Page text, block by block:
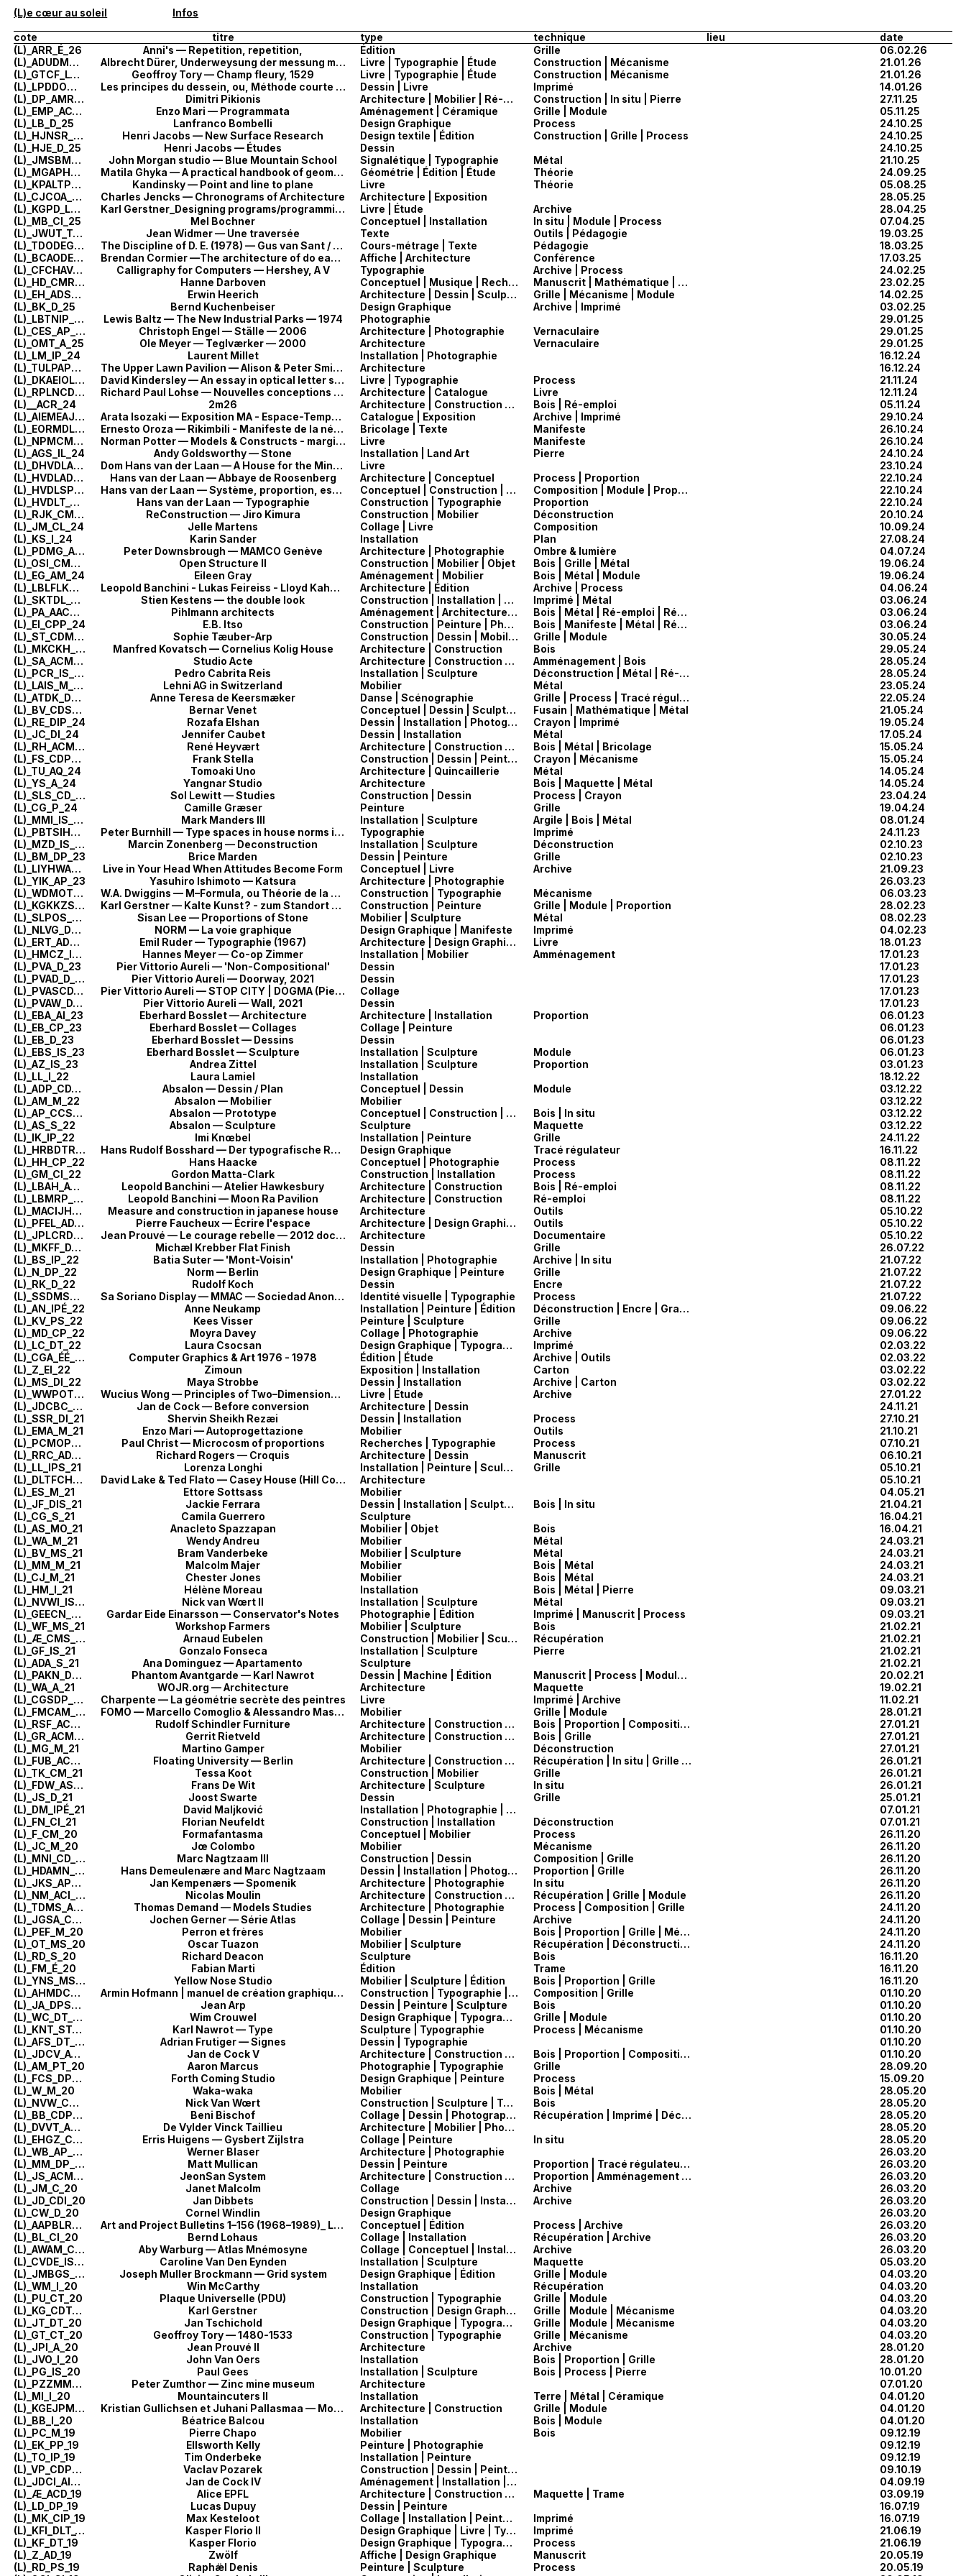
(L)e cœur au soleil Infos
cote titre type technique lieu
date
(L)_ARR_É_26
Anni's — Repetition, repetition, Édition Grille
06.02.26
(L)_ADUDMMDZURILEUGCN_LTÉ_26
Albrecht Dürer, Underweysung der messung mit dem zirckel und richtscheyt, in Linien ebnen unnd gantzen corporen, Nuremberg, 1525. Livre | Typographie | Étude Construction | Mécanisme
21.01.26
(L)_GTCF_LTÉ_26
Geoffroy Tory — Champ fleury, 1529 Livre | Typographie | Étude Construction | Mécanisme
21.01.26
(L)_LPDDOMCEFPACÆPDTBLGD_DL_26
Les principes du dessein, ou, Méthode courte et facile pour aprendre cet art en peu de tems by Lairesse, Gérard de, 1640-1711 Dessin | Livre Imprimé
14.01.26
(L)_DP_AMR_25
Dimitri Pikionis Architecture | Mobilier | Ré-emploi Construction | In situ | Pierre
27.11.25
(L)_EMP_AC_25
Enzo Mari — Programmata Aménagement | Céramique Grille | Module
05.11.25
(L)_LB_D_25
Lanfranco Bombelli Design Graphique Process
24.10.25
(L)_HJNSR_DÉ_25
Henri Jacobs — New Surface Research Design textile | Édition Construction | Grille | Process
24.10.25
(L)_HJE_D_25
Henri Jacobs — Études Dessin
24.10.25
(L)_JMSBMS_ST_25
John Morgan studio — Blue Mountain School Signalétique | Typographie Métal
21.10.25
(L)_MGAPHOGCAD_GÉÉ_25
Matila Ghyka — A practical handbook of geometrical composition and design — 1973 Géométrie | Édition | Étude Théorie
24.09.25
(L)_KPALTP_L_25
Kandinsky — Point and line to plane Livre Théorie
05.08.25
(L)_CJCOA_Æ_25
Charles Jencks — Chronograms of Architecture Architecture | Exposition
28.05.25
(L)_KGPD_LÉ_25
Karl Gerstner_Designing programs/programming designs, 1973 Livre | Étude Archive
28.04.25
(L)_MB_CI_25
Mel Bochner Conceptuel | Installation In situ | Module | Process
07.04.25
(L)_JWUT_T_25
Jean Widmer — Une traversée Texte Outils | Pédagogie
19.03.25
(L)_TDODEGVSWB_CT_25
The Discipline of D. E. (1978) — Gus van Sant / William Burroughs Cours-métrage | Texte Pédagogie
18.03.25
(L)_BCAODEAK_AA_25
Brendan Cormier —The architecture of do easy (design - Anja Kaiser) Affiche | Architecture Conférence
17.03.25
(L)_CFCHAV_T_25
Calligraphy for Computers — Hershey, A V Typographie Archive | Process
24.02.25
(L)_HD_CMR_25
Hanne Darboven Conceptuel | Musique | Recherches Manuscrit | Mathématique | Process
23.02.25
(L)_EH_ADS_25
Erwin Heerich Architecture | Dessin | Sculpture Grille | Mécanisme | Module
14.02.25
(L)_BK_D_25
Bernd Kuchenbeiser Design Graphique Archive | Imprimé
03.02.25
(L)_LBTNIP_P_25
Lewis Baltz — The New Industrial Parks — 1974 Photographie
29.01.25
(L)_CES_AP_25
Christoph Engel — Ställe — 2006 Architecture | Photographie Vernaculaire
29.01.25
(L)_OMT_A_25
Ole Meyer — Teglværker — 2000 Architecture Vernaculaire
29.01.25
(L)_LM_IP_24
Laurent Millet Installation | Photographie
16.12.24
(L)_TULPAPS_A_24
The Upper Lawn Pavilion — Alison & Peter Smithson Architecture
16.12.24
(L)_DKAEIOLSAIMA_LT_24
David Kindersley — An essay in optical letter spacing and its mechanical application Livre | Typographie Process
21.11.24
(L)_RPLNCDL_AC_24
Richard Paul Lohse — Nouvelles conceptions de l'exposition Architecture | Catalogue Livre
12.11.24
(L)__ACR_24
2m26 Architecture | Construction | Réhabilitation Bois | Ré-emploi
05.11.24
(L)_AIEMEAJA_CE_24
Arata Isozaki — Exposition MA - Espace-Temps au Japon — Archive - 1978 Catalogue | Exposition Archive | Imprimé
29.10.24
(L)_EORMDLN_BT_24
Ernesto Oroza — Rikimbili - Manifeste de la nécessité Bricolage | Texte Manifeste
26.10.24
(L)_NPMCMNTADC_L_24
Norman Potter — Models & Constructs - margin notes to a design culture Livre Manifeste
26.10.24
(L)_AGS_IL_24
Andy Goldsworthy — Stone Installation | Land Art Pierre
24.10.24
(L)_DHVDLAHFTMCV_L_24
Dom Hans van der Laan — A House for the Mind, Caroline Vœt, 2017 Livre
23.10.24
(L)_HVDLADR_AC_24
Hans van der Laan — Abbaye de Roosenberg Architecture | Conceptuel Process | Proportion
22.10.24
(L)_HVDLSPE_CCIR_24
Hans van der Laan — Système, proportion, esquisses Conceptuel | Construction | Installation | Recherches Composition | Module | Proportion
22.10.24
(L)_HVDLT_CT_24
Hans van der Laan — Typographie Construction | Typographie Proportion
22.10.24
(L)_RJK_CM_24
ReConstruction — Jiro Kimura Construction | Mobilier Déconstruction
20.10.24
(L)_JM_CL_24
Jelle Martens Collage | Livre Composition
10.09.24
(L)_KS_I_24
Karin Sander Installation Plan
27.08.24
(L)_PDMG_AP_24
Peter Downsbrough — MAMCO Genève Architecture | Photographie Ombre & lumière
04.07.24
(L)_OSI_CMO_24
Open Structure II Construction | Mobilier | Objet Bois | Grille | Métal
19.06.24
(L)_EG_AM_24
Eileen Gray Aménagement | Mobilier Bois | Métal | Module
19.06.24
(L)_LBLFLKSC_AÉ_24
Leopold Banchini - Lukas Feireiss - Lloyd Kahn — Shelter Cookbook Architecture | Édition Archive | Process
04.06.24
(L)_SKTDL_CIÉ_24
Stien Kestens — the double look Construction | Installation | Édition Imprimé | Métal
03.06.24
(L)_PA_AACM_24
Pihlmann architects Aménagement | Architecture | Construction | Mobilier Bois | Métal | Ré-emploi | Réseau
03.06.24
(L)_EI_CPP_24
E.B. Itso Construction | Peinture | Photographie Bois | Manifeste | Métal | Ré-emploi
03.06.24
(L)_ST_CDMP_24
Sophie Tæuber-Arp Construction | Dessin | Mobilier | Peinture Grille | Module
30.05.24
(L)_MKCKH_AC_24
Manfred Kovatsch — Cornelius Kolig House Architecture | Construction Bois
29.05.24
(L)_SA_ACM_24
Studio Acte Architecture | Construction | Mobilier Amménagement | Bois
28.05.24
(L)_PCR_IS_24
Pedro Cabrita Reis Installation | Sculpture Déconstruction | Métal | Ré-emploi
28.05.24
(L)_LAIS_M_24
Lehni AG in Switzerland Mobilier Métal
23.05.24
(L)_ATDK_DS_24
Anne Teresa de Keersmæker Danse | Scénographie Grille | Process | Tracé régulateur
22.05.24
(L)_BV_CDS_24
Bernar Venet Conceptuel | Dessin | Sculpture Fusain | Mathématique | Métal
21.05.24
(L)_RE_DIP_24
Rozafa Elshan Dessin | Installation | Photographie Crayon | Imprimé
19.05.24
(L)_JC_DI_24
Jennifer Caubet Dessin | Installation Métal
17.05.24
(L)_RH_ACM_24
René Heyvært Architecture | Construction | Manifeste Bois | Métal | Bricolage
15.05.24
(L)_FS_CDP_24
Frank Stella Construction | Dessin | Peinture Crayon | Mécanisme
15.05.24
(L)_TU_AQ_24
Tomoaki Uno Architecture | Quincaillerie Métal
14.05.24
(L)_YS_A_24
Yangnar Studio Architecture Bois | Maquette | Métal
14.05.24
(L)_SLS_CD_24
Sol Lewitt — Studies Construction | Dessin Process | Crayon
23.04.24
(L)_CG_P_24
Camille Græser Peinture Grille
19.04.24
(L)_MMI_IS_24
Mark Manders III Installation | Sculpture Argile | Bois | Métal
08.01.24
(L)_PBTSIHNITTOAM_T_23
Peter Burnhill — Type spaces in house norms in the typography of Aldus Manutius Typographie Imprimé
24.11.23
(L)_MZD_IS_23
Marcin Zonenberg — Deconstruction Installation | Sculpture Déconstruction
02.10.23
(L)_BM_DP_23
Brice Marden Dessin | Peinture Grille
02.10.23
(L)_LIYHWABF_CL_23
Live in Your Head When Attitudes Become Form Conceptuel | Livre Archive
21.09.23
(L)_YIK_AP_23
Yasuhiro Ishimoto — Katsura Architecture | Photographie
26.03.23
(L)_WDMOTDLM_CT_23
W.A. Dwiggins — M–Formula, ou Théorie de la marionnette Construction | Typographie Mécanisme
06.03.23
(L)_KGKKZSDHM_CP_23
Karl Gerstner — Kalte Kunst? - zum Standort der heutigen Malerei Construction | Peinture Grille | Module | Proportion
28.02.23
(L)_SLPOS_MS_23
Sisan Lee — Proportions of Stone Mobilier | Sculpture Métal
08.02.23
(L)_NLVG_DM_23
NORM — La voie graphique Design Graphique | Manifeste Imprimé
04.02.23
(L)_ERT_ADPT_23
Emil Ruder — Typographie (1967) Architecture | Design Graphique | Peinture | Typographie Livre
18.01.23
(L)_HMCZ_IM_23
Hannes Meyer — Co-op Zimmer Installation | Mobilier Amménagement
17.01.23
(L)_PVA_D_23
Pier Vittorio Aureli — 'Non-Compositional' Dessin
17.01.23
(L)_PVAD_D_23
Pier Vittorio Aureli — Doorway, 2021 Dessin
17.01.23
(L)_PVASCDVAMT_C_23
Pier Vittorio Aureli — STOP CITY | DOGMA (Pier Vittorio Aureli, Martino Tattara) Collage
17.01.23
(L)_PVAW_D_23
Pier Vittorio Aureli — Wall, 2021 Dessin
17.01.23
(L)_EBA_AI_23
Eberhard Bosslet — Architecture Architecture | Installation Proportion
06.01.23
(L)_EB_CP_23
Eberhard Bosslet — Collages Collage | Peinture
06.01.23
(L)_EB_D_23
Eberhard Bosslet — Dessins Dessin
06.01.23
(L)_EBS_IS_23
Eberhard Bosslet — Sculpture Installation | Sculpture Module
06.01.23
(L)_AZ_IS_23
Andrea Zittel Installation | Sculpture Proportion
03.01.23
(L)_LL_I_22
Laura Lamiel Installation
18.12.22
(L)_ADP_CD_22
Absalon — Dessin / Plan Conceptuel | Dessin Module
03.12.22
(L)_AM_M_22
Absalon — Mobilier Mobilier
03.12.22
(L)_AP_CCS_22
Absalon — Prototype Conceptuel | Construction | Sculpture Bois | In situ
03.12.22
(L)_AS_S_22
Absalon — Sculpture Sculpture Maquette
03.12.22
(L)_IK_IP_22
Imi Knœbel Installation | Peinture Grille
24.11.22
(L)_HRBDTR_D_22
Hans Rudolf Bosshard — Der typografische Raster (2000) Design Graphique Tracé régulateur
16.11.22
(L)_HH_CP_22
Hans Haacke Conceptuel | Photographie Process
08.11.22
(L)_GM_CI_22
Gordon Matta-Clark Construction | Installation Process
08.11.22
(L)_LBAH_AC_22
Leopold Banchini — Atelier Hawkesbury Architecture | Construction Bois | Ré-emploi
08.11.22
(L)_LBMRP_AC_22
Leopold Banchini — Moon Ra Pavilion Architecture | Construction Ré-emploi
08.11.22
(L)_MACIJH_A_22
Measure and construction in japanese house Architecture Outils
05.10.22
(L)_PFEL_AD_22
Pierre Faucheux — Écrire l'espace Architecture | Design Graphique Outils
05.10.22
(L)_JPLCRDDRM_A_22
Jean Prouvé — Le courage rebelle — 2012 documentaire de Richard Malbequi Architecture Documentaire
05.10.22
(L)_MKFF_D_22
Michæl Krebber Flat Finish Dessin Grille
26.07.22
(L)_BS_IP_22
Batia Suter — 'Mont-Voisin' Installation | Photographie Archive | In situ
21.07.22
(L)_N_DP_22
Norm — Berlin Design Graphique | Peinture Grille
21.07.22
(L)_RK_D_22
Rudolf Koch Dessin Encre
21.07.22
(L)_SSDMSA_IT_22
Sa Soriano Display — MMAC — Sociedad Anonima Identité visuelle | Typographie Process
21.07.22
(L)_AN_IPÉ_22
Anne Neukamp Installation | Peinture | Édition Déconstruction | Encre | Gravure | Grille
09.06.22
(L)_KV_PS_22
Kees Visser Peinture | Sculpture Grille
09.06.22
(L)_MD_CP_22
Moyra Davey Collage | Photographie Archive
09.06.22
(L)_LC_DT_22
Laura Csocsan Design Graphique | Typographie Imprimé
02.03.22
(L)_CGA_ÉÉ_22
Computer Graphics & Art 1976 - 1978 Édition | Étude Archive | Outils
02.03.22
(L)_Z_EI_22
Zimoun Exposition | Installation Carton
03.02.22
(L)_MS_DI_22
Maya Strobbe Dessin | Installation Archive | Carton
03.02.22
(L)_WWPOTD_LÉ_22
Wucius Wong — Principles of Two–Dimensional Design Livre | Étude Archive
27.01.22
(L)_JDCBC_AD_21
Jan de Cock — Before conversion Architecture | Dessin
24.11.21
(L)_SSR_DI_21
Shervin Sheikh Rezæi Dessin | Installation Process
27.10.21
(L)_EMA_M_21
Enzo Mari — Autoprogettazione Mobilier Outils
21.10.21
(L)_PCMOP_RT_21
Paul Christ — Microcosm of proportions Recherches | Typographie Process
07.10.21
(L)_RRC_AD_21
Richard Rogers — Croquis Architecture | Dessin Manuscrit
06.10.21
(L)_LL_IPS_21
Lorenza Longhi Installation | Peinture | Sculpture Grille
05.10.21
(L)_DLTFCHCJ_A_21
David Lake & Ted Flato — Casey House (Hill Country Jacal) Architecture
05.10.21
(L)_ES_M_21
Ettore Sottsass Mobilier
04.05.21
(L)_JF_DIS_21
Jackie Ferrara Dessin | Installation | Sculpture Bois | In situ
21.04.21
(L)_CG_S_21
Camila Guerrero Sculpture
16.04.21
(L)_AS_MO_21
Anacleto Spazzapan Mobilier | Objet Bois
16.04.21
(L)_WA_M_21
Wendy Andreu Mobilier Métal
24.03.21
(L)_BV_MS_21
Bram Vanderbeke Mobilier | Sculpture Métal
24.03.21
(L)_MM_M_21
Malcolm Majer Mobilier Bois | Métal
24.03.21
(L)_CJ_M_21
Chester Jones Mobilier Bois | Métal
24.03.21
(L)_HM_I_21
Hélène Moreau Installation Bois | Métal | Pierre
09.03.21
(L)_NVWI_IS_21
Nick van Wœrt II Installation | Sculpture Métal
09.03.21
(L)_GEECN_PÉ_21
Gardar Eide Einarsson — Conservator's Notes Photographie | Édition Imprimé | Manuscrit | Process
09.03.21
(L)_WF_MS_21
Workshop Farmers Mobilier | Sculpture Bois
21.02.21
(L)_Æ_CMS_21
Arnaud Eubelen Construction | Mobilier | Sculpture Récupération
21.02.21
(L)_GF_IS_21
Gonzalo Fonseca Installation | Sculpture Pierre
21.02.21
(L)_ADA_S_21
Ana Dominguez — Apartamento Sculpture
21.02.21
(L)_PAKN_DMÉ_21
Phantom Avantgarde — Karl Nawrot Dessin | Machine | Édition Manuscrit | Process | Module | Mécanisme | Maquette
20.02.21
(L)_WA_A_21
WOJR.org — Architecture Architecture Maquette
19.02.21
(L)_CGSDP_L_21
Charpente — La géométrie secrète des peintres Livre Imprimé | Archive
11.02.21
(L)_FMCAM_M_21
FOMO — Marcello Comoglio & Alessandro Mason Mobilier Grille | Module
28.01.21
(L)_RSF_ACM_21
Rudolf Schindler Furniture Architecture | Construction | Mobilier Bois | Proportion | Composition | Grille
27.01.21
(L)_GR_ACM_21
Gerrit Rietveld Architecture | Construction | Mobilier Bois | Grille
27.01.21
(L)_MG_M_21
Martino Gamper Mobilier Déconstruction
27.01.21
(L)_FUB_ACW_21
Floating University — Berlin Architecture | Construction | Workshop Récupération | In situ | Grille | Module
26.01.21
(L)_TK_CM_21
Tessa Koot Construction | Mobilier Grille
26.01.21
(L)_FDW_AS_21
Frans De Wit Architecture | Sculpture In situ
26.01.21
(L)_JS_D_21
Joost Swarte Dessin Grille
25.01.21
(L)_DM_IPÉ_21
David Maljković Installation | Photographie | Édition
07.01.21
(L)_FN_CI_21
Florian Neufeldt Construction | Installation Déconstruction
07.01.21
(L)_F_CM_20
Formafantasma Conceptuel | Mobilier Process
26.11.20
(L)_JC_M_20
Jœ Colombo Mobilier Mécanisme
26.11.20
(L)_MNI_CD_20
Marc Nagtzaam III Construction | Dessin Composition | Grille
26.11.20
(L)_HDAMN_DIPÉ_20
Hans Demeulenære and Marc Nagtzaam Dessin | Installation | Photographie | Édition Proportion | Grille
26.11.20
(L)_JKS_AP_20
Jan Kempenærs — Spomenik Architecture | Photographie In situ
26.11.20
(L)_NM_ACI_20
Nicolas Moulin Architecture | Construction | Installation Récupération | Grille | Module
26.11.20
(L)_TDMS_AP_20
Thomas Demand — Models Studies Architecture | Photographie Process | Composition | Grille
24.11.20
(L)_JGSA_CDP_20
Jochen Gerner — Série Atlas Collage | Dessin | Peinture Archive
24.11.20
(L)_PEF_M_20
Perron et frères Mobilier Bois | Proportion | Grille | Mécanisme
24.11.20
(L)_OT_MS_20
Oscar Tuazon Mobilier | Sculpture Récupération | Déconstruction
24.11.20
(L)_RD_S_20
Richard Deacon Sculpture Bois
16.11.20
(L)_FM_É_20
Fabian Marti Édition Trame
16.11.20
(L)_YNS_MSÉ_20
Yellow Nose Studio Mobilier | Sculpture | Édition Bois | Proportion | Grille
16.11.20
(L)_AHMDCG_CTÉ_20
Armin Hofmann | manuel de création graphique | 1965 Construction | Typographie | Édition Composition | Grille
01.10.20
(L)_JA_DPS_20
Jean Arp Dessin | Peinture | Sculpture Bois
01.10.20
(L)_WC_DT_20
Wim Crouwel Design Graphique | Typographie Grille | Module
01.10.20
(L)_KNT_ST_20
Karl Nawrot — Type Sculpture | Typographie Process | Mécanisme
01.10.20
(L)_AFS_DT_20
Adrian Frutiger — Signes Dessin | Typographie
01.10.20
(L)_JDCV_ACÉ_20
Jan de Cock V Architecture | Construction | Édition Bois | Proportion | Composition | Grille
01.10.20
(L)_AM_PT_20
Aaron Marcus Photographie | Typographie Grille
28.09.20
(L)_FCS_DP_20
Forth Coming Studio Design Graphique | Peinture Process
15.09.20
(L)_W_M_20
Waka-waka Mobilier Bois | Métal
28.05.20
(L)_NVW_CST_20
Nick Van Wœrt Construction | Sculpture | Typographie Bois
28.05.20
(L)_BB_CDP_20
Beni Bischof Collage | Dessin | Photographie Récupération | Imprimé | Déconstruction
28.05.20
(L)_DVVT_AMP_20
De Vylder Vinck Taillieu Architecture | Mobilier | Photographie
28.05.20
(L)_EHGZ_CP_20
Erris Huigens — Gysbert Zijlstra Collage | Peinture In situ
28.05.20
(L)_WB_AP_20
Werner Blaser Architecture | Photographie
26.03.20
(L)_MM_DP_20
Matt Mullican Dessin | Peinture Proportion | Tracé régulateur | Grille
26.03.20
(L)_JS_ACM_20
JeonSan System Architecture | Construction | Mobilier Proportion | Amménagement | Grille
26.03.20
(L)_JM_C_20
Janet Malcolm Collage Archive
26.03.20
(L)_JD_CDI_20
Jan Dibbets Construction | Dessin | Installation Archive
26.03.20
(L)_CW_D_20
Cornel Windlin Design Graphique
26.03.20
(L)_AAPBLR_CÉ_20
Art and Project Bulletins 1–156 (1968–1989)_ Louise Riley-Smith (Ed) Conceptuel | Édition Process | Archive
26.03.20
(L)_BL_CI_20
Bernd Lohaus Collage | Installation Récupération | Archive
26.03.20
(L)_AWAM_CCI_20
Aby Warburg — Atlas Mnémosyne Collage | Conceptuel | Installation Archive
26.03.20
(L)_CVDE_IS_20
Caroline Van Den Eynden Installation | Sculpture Maquette
05.03.20
(L)_JMBGS_DÉ_20
Joseph Muller Brockmann — Grid system Design Graphique | Édition Grille | Module
04.03.20
(L)_WM_I_20
Win McCarthy Installation Récupération
04.03.20
(L)_PU_CT_20
Plaque Universelle (PDU) Construction | Typographie Grille | Module
04.03.20
(L)_KG_CDT_20
Karl Gerstner Construction | Design Graphique | Typographie Grille | Module | Mécanisme
04.03.20
(L)_JT_DT_20
Jan Tschichold Design Graphique | Typographie Grille | Module | Mécanisme
04.03.20
(L)_GT_CT_20
Geoffroy Tory — 1480-1533 Construction | Typographie Grille | Mécanisme
04.03.20
(L)_JPI_A_20
Jean Prouvé II Architecture Archive
28.01.20
(L)_JVO_I_20
John Van Oers Installation Bois | Proportion | Grille
28.01.20
(L)_PG_IS_20
Paul Gees Installation | Sculpture Bois | Process | Pierre
10.01.20
(L)_PZZMM_A_20
Peter Zumthor — Zinc mine museum Architecture
07.01.20
(L)_MI_I_20
Mountaincuters II Installation Terre | Métal | Céramique
04.01.20
(L)_KGEJPM_AC_20
Kristian Gullichsen et Juhani Pallasmaa — Moduli 225 Architecture | Construction Grille | Module
04.01.20
(L)_BB_I_20
Béatrice Balcou Installation Bois | Module
04.01.20
(L)_PC_M_19
Pierre Chapo Mobilier Bois
09.12.19
(L)_EK_PP_19
Ellsworth Kelly Peinture | Photographie
09.12.19
(L)_TO_IP_19
Tim Onderbeke Installation | Peinture
09.12.19
(L)_VP_CDPS_19
Vaclav Pozarek Construction | Dessin | Peinture | Sculpture
09.10.19
(L)_JDCI_AIPS_19
Jan de Cock IV Aménagement | Installation | Photographie | Sculpture
04.09.19
(L)_Æ_ACD_19
Alice EPFL Architecture | Construction | Dessin Maquette | Trame
03.09.19
(L)_LD_DP_19
Lucas Dupuy Dessin | Peinture
16.07.19
(L)_MK_CIP_19
Max Kesteloot Collage | Installation | Peinture Imprimé
16.07.19
(L)_KFI_DLT_19
Kasper Florio II Design Graphique | Livre | Typographie Imprimé
21.06.19
(L)_KF_DT_19
Kasper Florio Design Graphique | Typographie Process
21.06.19
(L)_Z_AD_19
Zwölf Affiche | Design Graphique Manuscrit
20.05.19
(L)_RD_PS_19
Raphæ̈l Denis Peinture | Sculpture Process
20.05.19